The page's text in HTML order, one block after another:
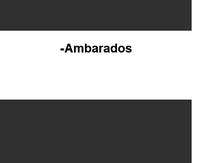
-Ambarados